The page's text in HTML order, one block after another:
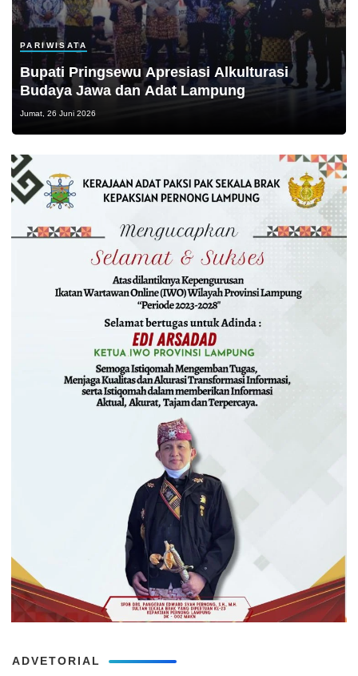
PARIWISATA
Bupati Pringsewu Apresiasi Alkulturasi
Budaya Jawa dan Adat Lampung
Jumat, 26 Juni 2026
ADVETORIAL